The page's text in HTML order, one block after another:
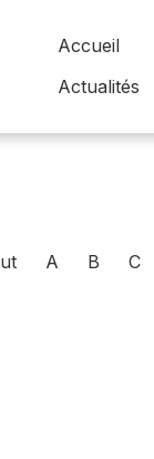
Accueil
Actualités
A B C